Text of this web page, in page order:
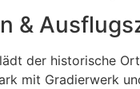
&
der historische
mit Gradierwerk